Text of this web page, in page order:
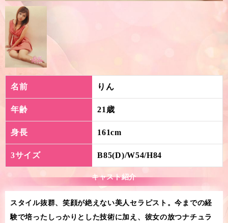
名前 りん
年齢 21歳
身長 161cm
3サイズ B85(D)/W54/H84
キャスト紹介
スタイル抜群、笑顔が絶えない美人セラピスト。今までの経
験で培ったしっかりとした技術に加え、彼女の放つナチュラ